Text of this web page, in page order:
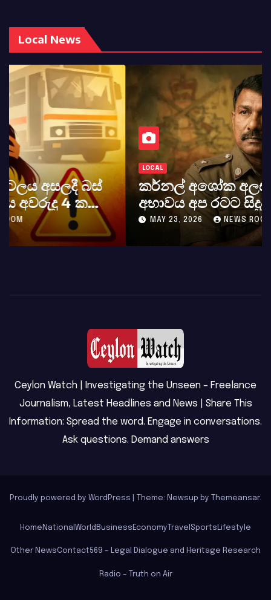
Local News
LOCAL
කර්නල් අශෝක අලස් මහතාගේ
අභාවය අප රටට සිදුවූ විශාල පාඩුවකි
MAY 23, 2026 NEWS ROOM
Ceylon Watch | Investigating the Unseen – Freelance
Journalism, Latest Headlines and News | Share This
Information: Spread the word. Engage in conversations.
Ask questions. Demand answers
Proudly powered by WordPress Theme: Newsup by Themeansar.
Home National World Business Economy Travel Sports Lifestyle
Other NewsContact569 – Legal Dialogue and Heritage Research
Radio – Truth on Air